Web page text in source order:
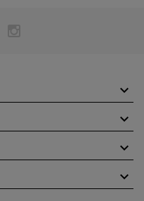



